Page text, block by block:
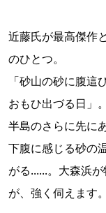
近藤氏が最高傑作
のひとつ。
「砂山の砂に腹
おもひ出づる日」
半島のさらに先に
下腹に感じる砂の
がる......。大森浜
が、強く伺えます。